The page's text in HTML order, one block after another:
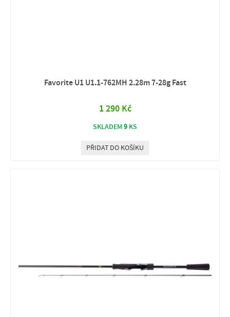
Favorite U1 U1.1-762MH 2.28m 7-28g Fast
1 290 Kč
SKLADEM9 KS
PŘIDAT DO KOŠÍKU